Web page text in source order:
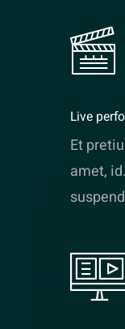
Live
Et
amet,